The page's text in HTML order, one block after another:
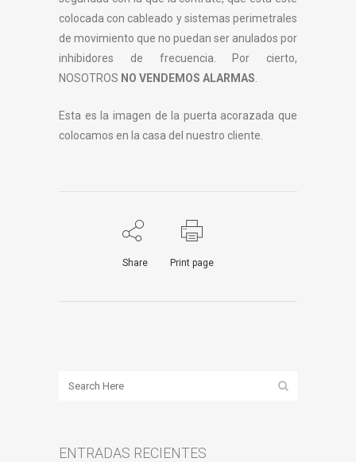
colocada con cableado y sistemas perimetrales
de movimiento que no puedan ser anulados por
inhibidores de frecuencia. Por cierto,
NOSOTROS NO VENDEMOS ALARMAS
Esta es la imagen de la puerta acorazada que
colocamos en la casa del nuestro cliente.
Share Print page
ENTRADAS RECIENTES